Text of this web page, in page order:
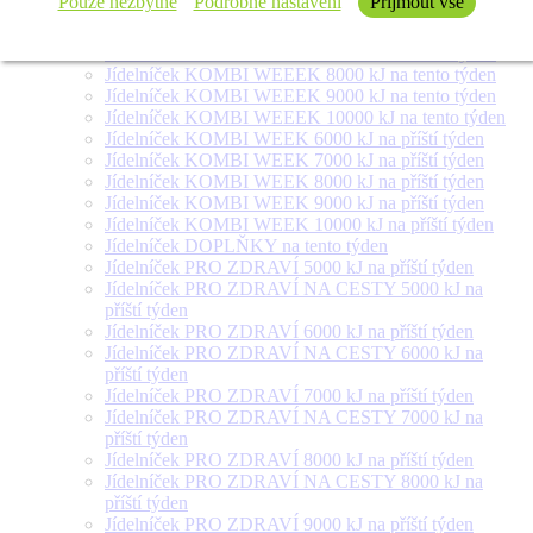
Jídelníček SALÁT + na tento týden
Jídelníček KOMBI WEEEK 8000 kJ na tento týden
Jídelníček KOMBI WEEEK 9000 kJ na tento týden
Jídelníček KOMBI WEEEK 10000 kJ na tento týden
Jídelníček KOMBI WEEK 6000 kJ na příští týden
Jídelníček KOMBI WEEK 7000 kJ na příští týden
Jídelníček KOMBI WEEK 8000 kJ na příští týden
Jídelníček KOMBI WEEK 9000 kJ na příští týden
Jídelníček KOMBI WEEK 10000 kJ na příští týden
Jídelníček DOPLŇKY na tento týden
Jídelníček PRO ZDRAVÍ 5000 kJ na příští týden
Jídelníček PRO ZDRAVÍ NA CESTY 5000 kJ na
příští týden
Jídelníček PRO ZDRAVÍ 6000 kJ na příští týden
Jídelníček PRO ZDRAVÍ NA CESTY 6000 kJ na
příští týden
Jídelníček PRO ZDRAVÍ 7000 kJ na příští týden
Jídelníček PRO ZDRAVÍ NA CESTY 7000 kJ na
příští týden
Jídelníček PRO ZDRAVÍ 8000 kJ na příští týden
Jídelníček PRO ZDRAVÍ NA CESTY 8000 kJ na
příští týden
Jídelníček PRO ZDRAVÍ 9000 kJ na příští týden